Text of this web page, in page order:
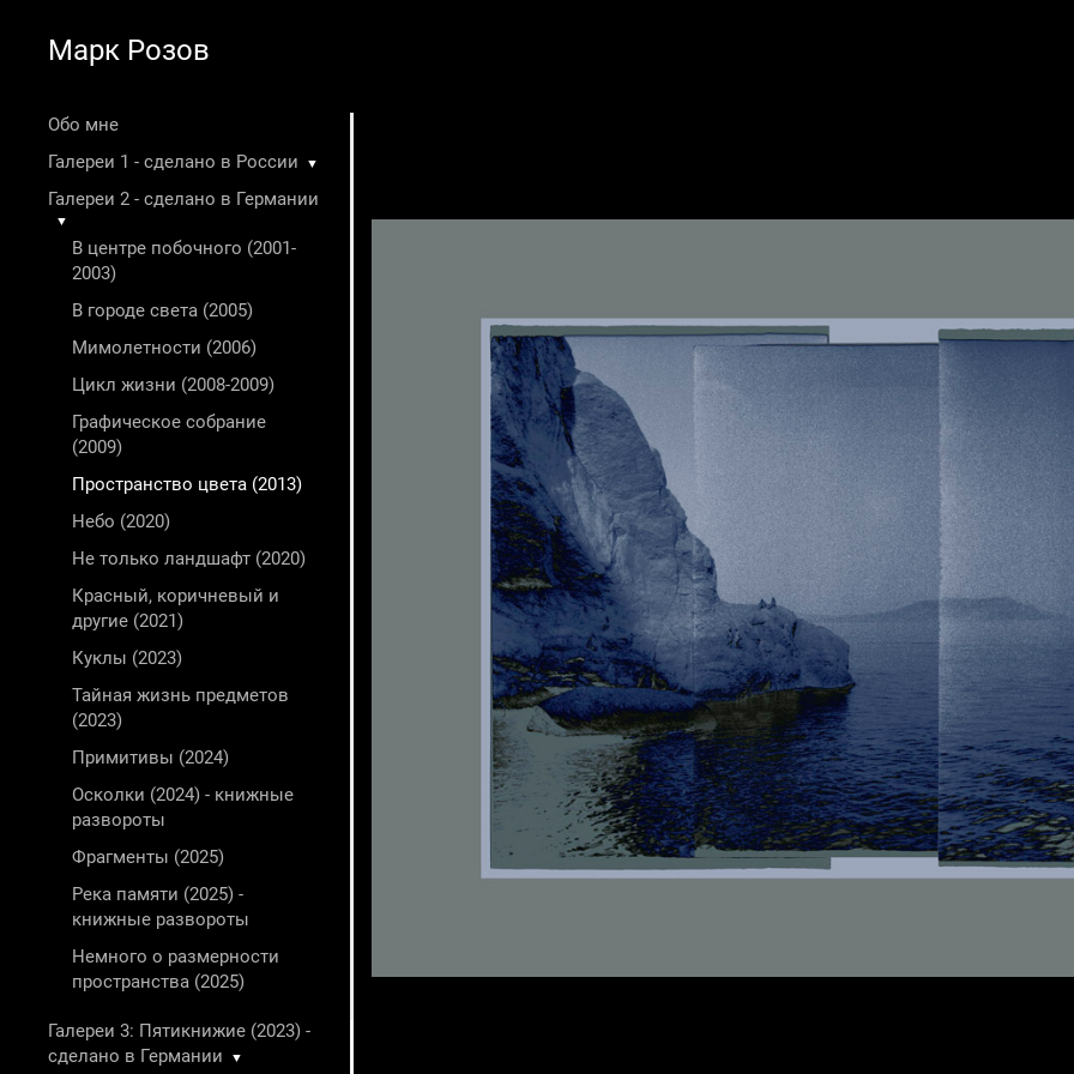
Марк Розов
Обо мне
Галереи 1 - сделано в России
▼
Галереи 2 - сделано в Германии
▼
В центре побочного (2001-
2003)
В городе света (2005)
Мимолетности (2006)
Цикл жизни (2008-2009)
Графическое собрание
(2009)
Пространство цвета (2013)
Небо (2020)
Не только ландшафт (2020)
Красный, коричневый и
другие (2021)
Куклы (2023)
Тайная жизнь предметов
(2023)
Примитивы (2024)
Осколки (2024) - книжные
развороты
Фрагменты (2025)
Река памяти (2025) -
книжные развороты
Немного о размерности
пространства (2025)
Галереи 3: Пятикнижие (2023) -
сделано в Германии
▼